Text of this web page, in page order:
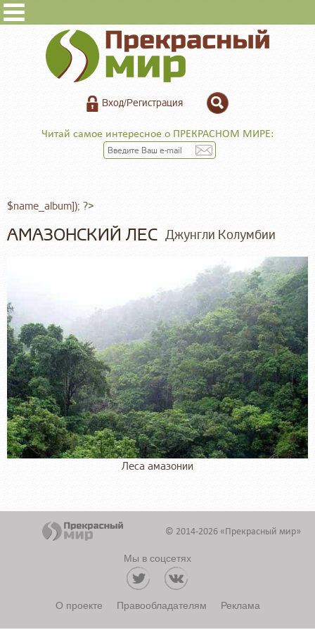
Вход/Регистрация
Читай самое интересное о ПРЕКРАСНОМ МИРЕ:
$name_album]); ?>
АМАЗОНСКИЙ ЛЕС Джунгли Колумбии
Леса амазонии
© 2014-2026 «Прекрасный мир»
Мы в соцсетях
О проекте Правообладателям Реклама